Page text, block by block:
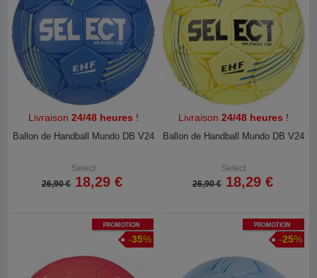
Livraison 24/48 heures !
Ballon de Handball Mundo DB V24
Select
26,90 € 18,29 €
Livraison24/48 heures !
Ballon de Handball Mundo DB V24
Select
26,90 € 18,29 €
Promotion
-35%
Promotion
-25%